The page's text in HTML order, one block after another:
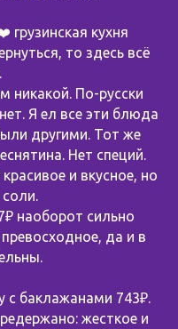
грузинская кухня
то здесь всё
никакой. По-русски
Я ел все эти блюда
другими. Тот же
Нет специй.
и вкусное, но
наоборот сильно
да и в
с баклажанами 743₽.
жесткое и